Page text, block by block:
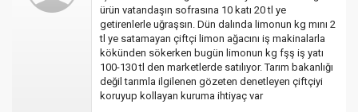
ürün vatandaşın sofrasına 10 katı 20 tl ye
getirenlerle uğraşsın. Dün dalında limonun kg mını 2
tl ye satamayan çiftçi limon ağacını iş makinalarla
kökünden sökerken bugün limonun kg fşş iş yatı
100-130 tl den marketlerde satılıyor. Tarım bakanlığı
değil tarımla ilgilenen gözeten denetleyen çiftçiyi
koruyup kollayan kuruma ihtiyaç var